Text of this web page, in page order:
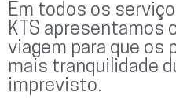
Em todos os
KTS apresentamos
viagem para que os
mais tranquilidade
imprevisto.